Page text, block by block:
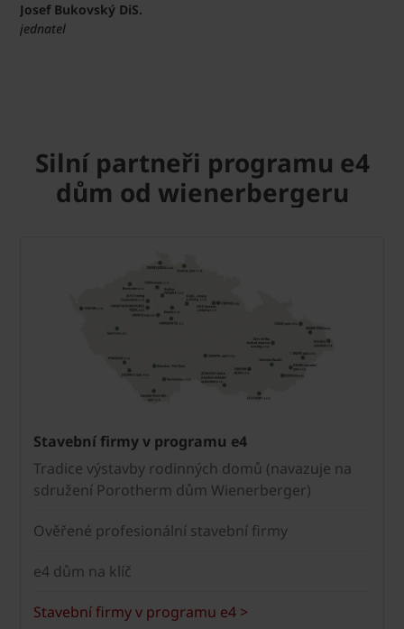
Josef Bukovský DiS.
jednatel
Silní partneři programu e4
dům od wienerbergeru
Stavební firmy v programu e4
Tradice výstavby rodinných domů (navazuje na
sdružení Porotherm dům Wienerberger)
Ověřené profesionální stavební firmy
e4 dům na klíč
Stavební firmy v programu e4 >